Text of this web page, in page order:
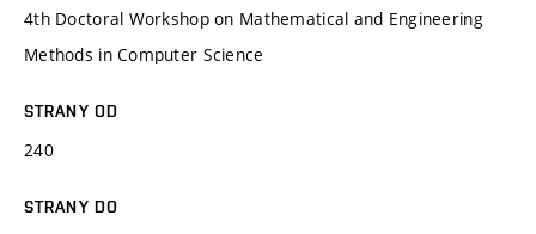
4th Doctoral Workshop on Mathematical and Engineering
Methods in Computer Science
STRANY OD
240
STRANY DO